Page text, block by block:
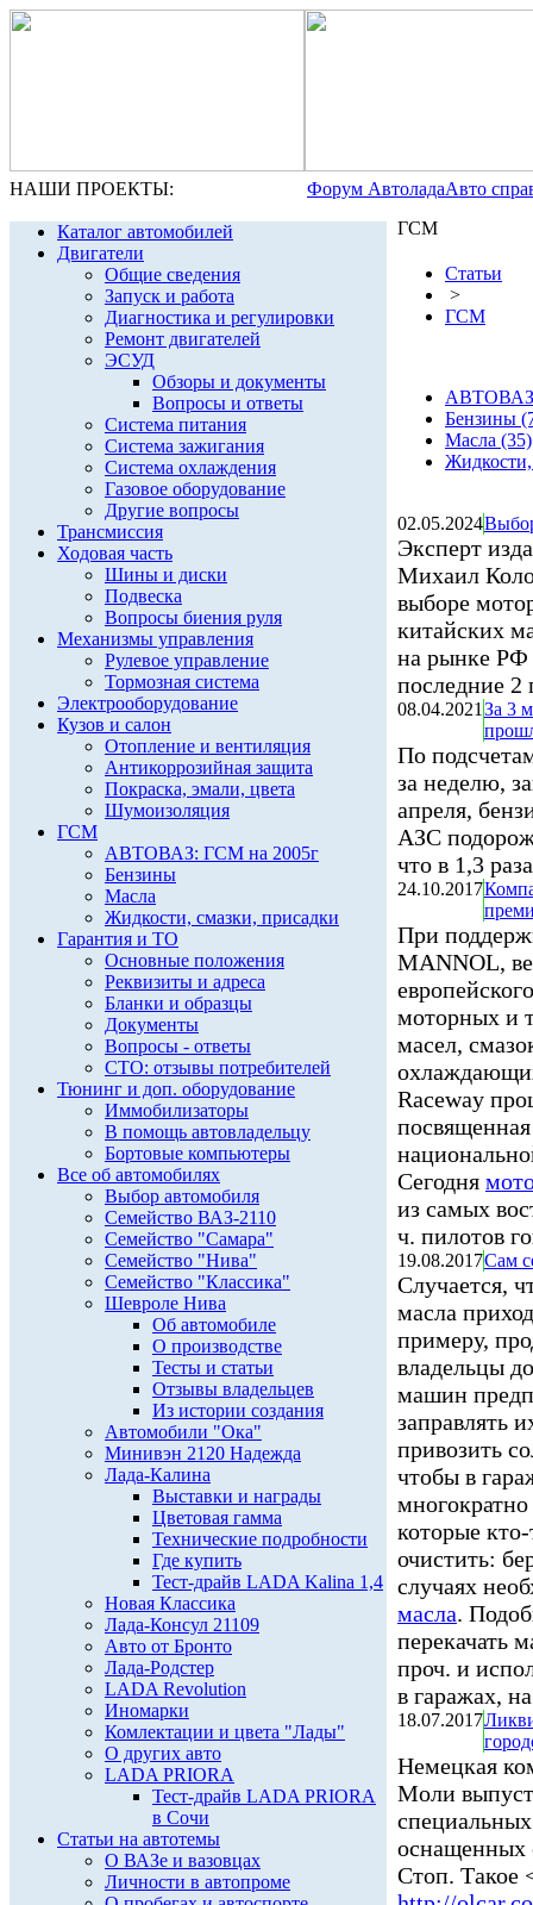
НАШИ ПРОЕКТЫ: Форум АвтоладаАвто
Каталог автомобилей
Двигатели
Общие сведения
Запуск и работа
Диагностика и регулировки
Ремонт двигателей
ЭСУД
Обзоры и документы
Вопросы и ответы
Система питания
Система зажигания
Система охлаждения
Газовое оборудование
Другие вопросы
Трансмиссия
Ходовая часть
Шины и диски
Подвеска
Вопросы биения руля
Механизмы управления
Рулевое управление
Тормозная система
Электрооборудование
Кузов и салон
Отопление и вентиляция
Антикоррозийная защита
Покраска, эмали, цвета
Шумоизоляция
ГСМ
АВТОВАЗ: ГСМ на 2005г
Бензины
Масла
Жидкости, смазки, присадки
Гарантия и ТО
Основные положения
Реквизиты и адреса
Бланки и образцы
Документы
Вопросы - ответы
СТО: отзывы потребителей
Тюнинг и доп. оборудование
Иммобилизаторы
В помощь автовладельцу
Бортовые компьютеры
Все об автомобилях
Выбор автомобиля
Семейство ВАЗ-2110
Семейство "Самара"
Семейство "Нива"
Семейство "Классика"
Шевроле Нива
Об автомобиле
О производстве
Тесты и статьи
Отзывы владельцев
Из истории создания
Автомобили "Ока"
Минивэн 2120 Надежда
Лада-Калина
Выставки и награды
Цветовая гамма
Технические подробности
Где купить
Тест-драйв LADA Kalina 1,4
Новая Классика
Лада-Консул 21109
Авто от Бронто
Лада-Родстер
LADA Revolution
Иномарки
Комлектации и цвета "Лады"
О других авто
LADA PRIORA
Тест-драйв LADA PRIORA
в Сочи
Статьи на автотемы
О ВАЗе и вазовцах
Личности в автопроме
ГСМ
Статьи
>
ГСМ
Бензины
Масла (35)
Жидкости,
02.05.2024
Эксперт
Михаил
выборе
китайских
на рынке РФ
последние 2
08.04.2021 За 3
По
за неделю,
апреля,
АЗС
что в 1,3
24.10.2017
При
MANNOL,
моторных и
масел,
Raceway
Сегодня
из самых
ч. пилотов
19.08.2017Сам
Случается,
масла
примеру,
владельцы
машин
заправлять
привозить
чтобы в
которые
очистить:
случаях
масла.
перекачать
проч. и
в гаражах,
18.07.2017
Немецкая
Моли
оснащенных
Стоп. Такое